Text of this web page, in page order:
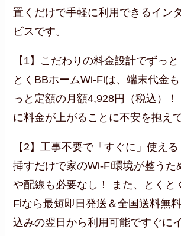
置くだけで手軽に利用できるイン
ビスです。
【1】こだわりの料金設計でずっ
とくBBホームWi-Fiは、端末代金
っと定額の月額4,928円（税込）！
に料金が上がることに不安を抱え
【2】工事不要で「すぐに」使え
挿すだけで家のWi-Fi環境が整うた
や配線も必要なし！ また、とくと
Fiなら最短即日発送＆全国送料無
込みの翌日から利用可能ですぐに